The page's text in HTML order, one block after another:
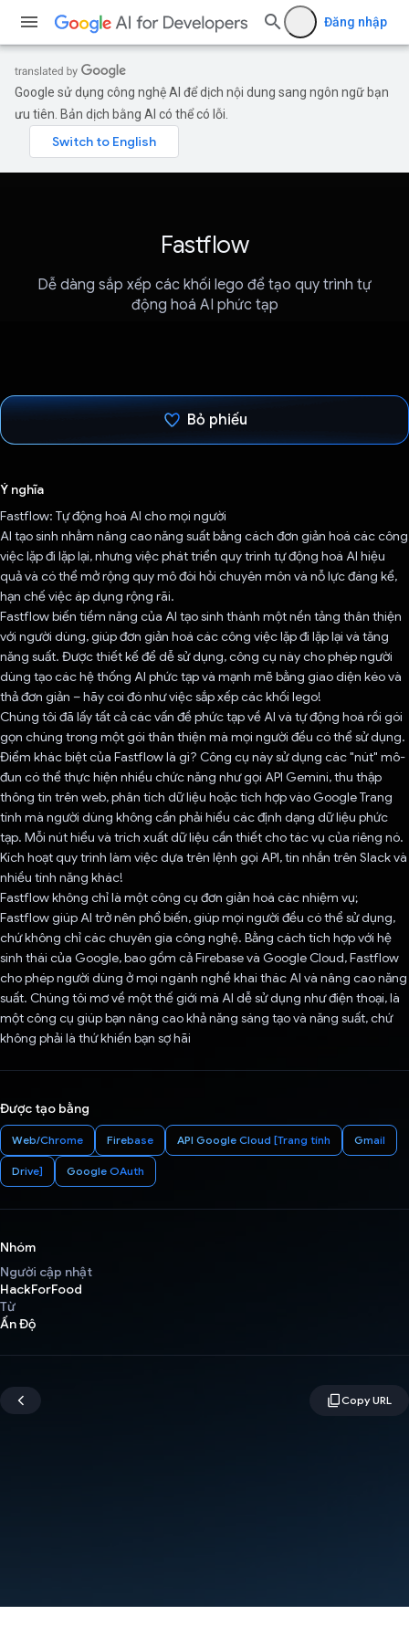
Đăng nhập
Google sử dụng công nghệ AI để dịch nội dung sang ngôn ngữ bạn
ưu tiên. Bản dịch bằng AI có thể có lỗi.
Fastflow
Dễ dàng sắp xếp các khối lego để tạo quy trình tự
động hoá AI phức tạp
Bỏ phiếu
Ý nghĩa
Fastflow: Tự động hoá AI cho mọi người
AI tạo sinh nhằm nâng cao năng suất bằng cách đơn giản hoá các công
việc lặp đi lặp lại, nhưng việc phát triển quy trình tự động hoá AI hiệu
quả và có thể mở rộng quy mô đòi hỏi chuyên môn và nỗ lực đáng kể,
hạn chế việc áp dụng rộng rãi.
Fastflow biến tiềm năng của AI tạo sinh thành một nền tảng thân thiện
với người dùng, giúp đơn giản hoá các công việc lặp đi lặp lại và tăng
năng suất. Được thiết kế để dễ sử dụng, công cụ này cho phép người
dùng tạo các hệ thống AI phức tạp và mạnh mẽ bằng giao diện kéo và
thả đơn giản – hãy coi đó như việc sắp xếp các khối lego!
Chúng tôi đã lấy tất cả các vấn đề phức tạp về AI và tự động hoá rồi gói
gọn chúng trong một gói thân thiện mà mọi người đều có thể sử dụng.
Điểm khác biệt của Fastflow là gì? Công cụ này sử dụng các "nút" mô-
đun có thể thực hiện nhiều chức năng như gọi API Gemini, thu thập
thông tin trên web, phân tích dữ liệu hoặc tích hợp vào Google Trang
tính mà người dùng không cần phải hiểu các định dạng dữ liệu phức
tạp. Mỗi nút hiểu và trích xuất dữ liệu cần thiết cho tác vụ của riêng nó.
Kích hoạt quy trình làm việc dựa trên lệnh gọi API, tin nhắn trên Slack và
nhiều tính năng khác!
Fastflow không chỉ là một công cụ đơn giản hoá các nhiệm vụ;
Fastflow giúp AI trở nên phổ biến, giúp mọi người đều có thể sử dụng,
chứ không chỉ các chuyên gia công nghệ. Bằng cách tích hợp với hệ
sinh thái của Google, bao gồm cả Firebase và Google Cloud, Fastflow
cho phép người dùng ở mọi ngành nghề khai thác AI và nâng cao năng
suất. Chúng tôi mơ về một thế giới mà AI dễ sử dụng như điện thoại, là
một công cụ giúp bạn nâng cao khả năng sáng tạo và năng suất, chứ
không phải là thứ khiến bạn sợ hãi
Được tạo bằng
Web/Chrome Firebase API Google Cloud [Trang tính Gmail
Drive] Google OAuth
Nhóm
Người cập nhật
HackForFood
Từ
Ấn Độ